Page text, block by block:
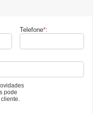
Telefone*:
pode